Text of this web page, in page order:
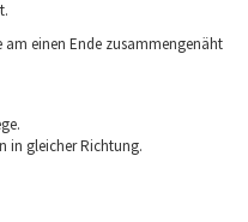
am einen Ende zusammengenäht
in gleicher Richtung.